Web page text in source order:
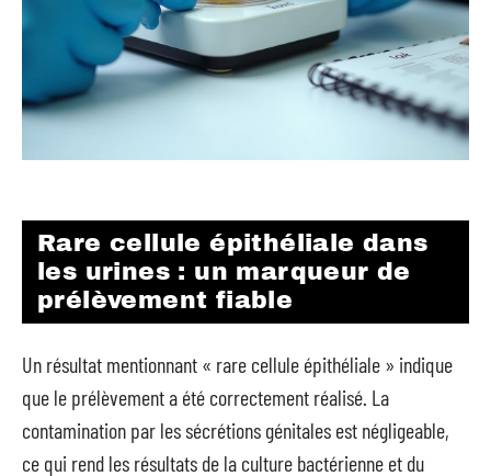
Rare cellule épithéliale dans
les urines : un marqueur de
prélèvement fiable
Un résultat mentionnant « rare cellule épithéliale » indique
que le prélèvement a été correctement réalisé. La
contamination par les sécrétions génitales est négligeable,
ce qui rend les résultats de la culture bactérienne et du